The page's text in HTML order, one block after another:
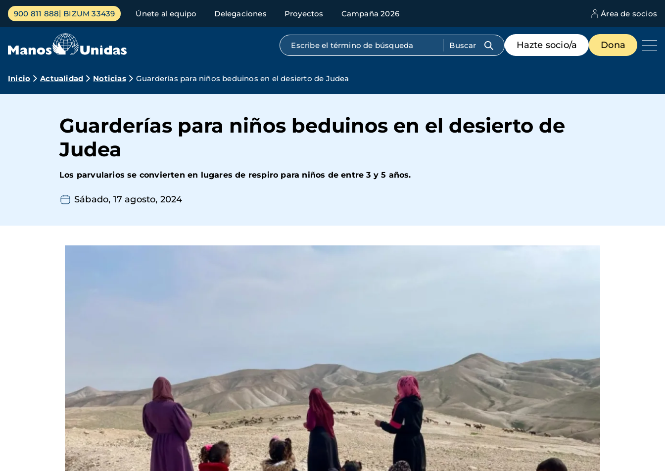
Pasar
contenido
Menú
principal
900 811 888 BIZUM 33439 Únete al equipo Delegaciones Proyectos Campaña 2026 Área de socios
Búsqueda por texto completo
Menú
de
destacados
Hazte socio/a Dona
Ruta
navegación
Inicio Actualidad Noticias Guarderías para niños beduinos en el desierto de Judea
Guarderías para niños beduinos en el desierto de
Judea
Los parvularios se convierten en lugares de respiro para niños de entre 3 y 5 años.
Sábado, 17 agosto, 2024